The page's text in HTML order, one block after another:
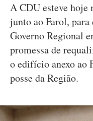
A CDU esteve hoje
junto ao Farol,
Governo Regional
promessa de
o edifício anexo ao
posse da Região.